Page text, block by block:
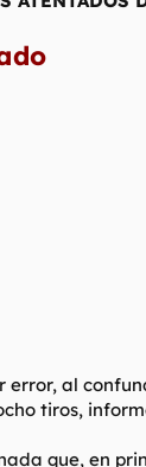
error, al
tiros,
que, en